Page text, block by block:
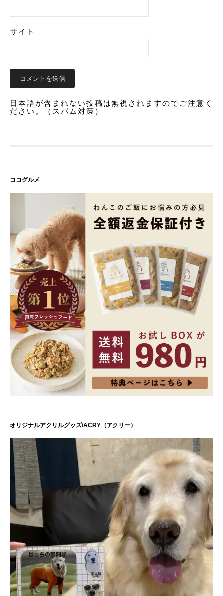
サイト
日本語が含まれない投稿は無視されますのでご注意く
ださい。（スパム対策）
ココグルメ
オリジナルアクリルグッズ/ACRY（アクリー）